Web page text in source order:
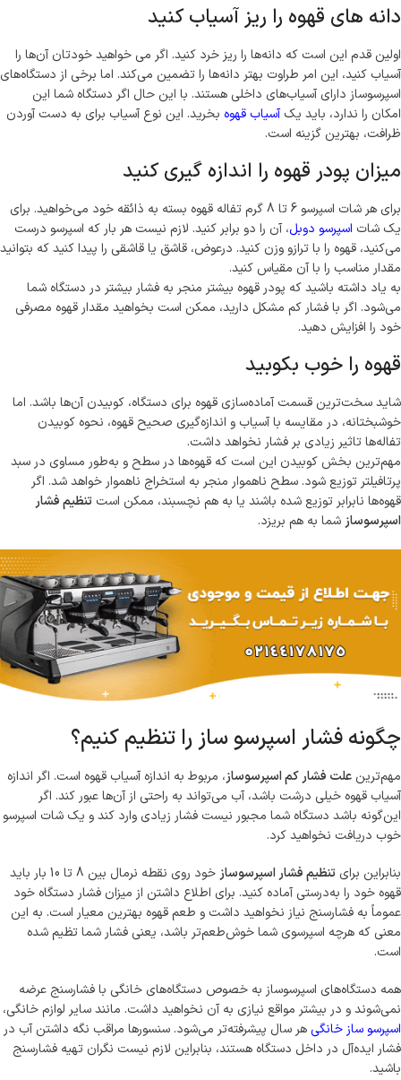
دانه های قهوه را ریز آسیاب کنید
اولین قدم این است که دانه‌ها را ریز خرد کنید. اگر می خواهید خودتان آن‌ها را
آسیاب کنید، این امر طراوت بهتر دانه‌ها را تضمین می‌کند. اما برخی از دستگاه‌های
اسپرسوساز دارای آسیاب‌های داخلی هستند. با این حال اگر دستگاه شما این
امکان را ندارد، باید یکآسیاب قهوه بخرید. این نوع آسیاب برای به دست آوردن
ظرافت، بهترین گزینه است.
میزان پودر قهوه را اندازه گیری کنید
برای هر شات اسپرسو 6 تا 8 گرم تفاله قهوه بسته به ذائقه خود می‌خواهید. برای
یک شات اسپرسو دوبل، آن را دو برابر کنید. لازم نیست هر بار که اسپرسو درست
می‌کنید، قهوه را با ترازو وزن کنید. درعوض، قاشق یا قاشقی را پیدا کنید که بتوانید
مقدار مناسب را با آن مقیاس کنید.
به یاد داشته باشید که پودر قهوه بیشتر منجر به فشار بیشتر در دستگاه شما
می‌شود. اگر با فشار کم مشکل دارید، ممکن است بخواهید مقدار قهوه مصرفی
خود را افزایش دهید.
قهوه را خوب بکوبید
شاید سخت‌ترین قسمت آماده‌سازی قهوه برای دستگاه، کوبیدن آن‌ها باشد. اما
خوشبختانه، در مقایسه با آسیاب و اندازه‌گیری صحیح قهوه، نحوه کوبیدن
تفاله‌ها تاثیر زیادی بر فشار نخواهد داشت.
مهم‌ترین بخش کوبیدن این است که قهوه‌ها در سطح و به‌طور مساوی در سبد
پرتافیلتر توزیع شود. سطح ناهموار منجر به استخراج ناهموار خواهد شد. اگر
قهوه‌ها نابرابر توزیع شده باشند یا به هم نچسبند، ممکن است تنظیم فشار
اسپرسوساز شما به هم بریزد.
چگونه فشار اسپرسو ساز را تنظیم کنیم؟
مهم‌ترین علت فشار کم اسپرسوساز، مربوط به اندازه آسیاب قهوه است. اگر اندازه
آسیاب قهوه خیلی درشت باشد، آب می‌تواند به راحتی از آن‌ها عبور کند. اگر
این‌گونه باشد دستگاه شما مجبور نیست فشار زیادی وارد کند و یک شات اسپرسو
خوب دریافت نخواهید کرد.
بنابراین برای تنظیم فشار اسپرسوساز
خود روی نقطه نرمال بین 8 تا 10 بار باید
قهوه خود را به‌درستی آماده کنید. برای اطلاع داشتن از میزان فشار دستگاه خود
عموماً به فشارسنج نیاز نخواهید داشت و طعم قهوه بهترین معیار است. به این
معنی که هرچه اسپرسوی شما خوش‌طعم‌تر باشد، یعنی فشار شما تظیم شده
است.
همه دستگاه‌های اسپرسوساز به خصوص دستگاه‌های خانگی با فشارسنج عرضه
نمی‌شوند و در بیشتر مواقع نیازی به آن نخواهید داشت. مانند سایر لوازم خانگی،
اسپرسو ساز خانگی هر سال پیشرفته‌تر می‌شود. سنسورها مراقب نگه داشتن آب در
فشار ایده‌آل در داخل دستگاه هستند، بنابراین لازم نیست نگران تهیه فشارسنج
باشید.